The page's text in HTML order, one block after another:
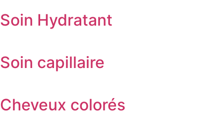
Soin Hydratant
Soin capillaire
Cheveux colorés